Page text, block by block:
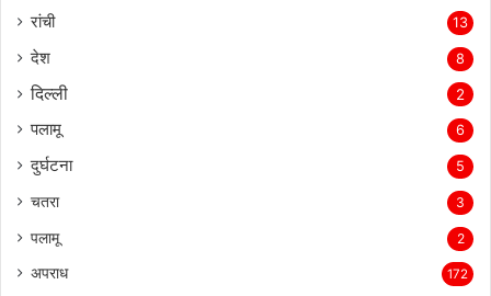
रांची 13
देश 8
दिल्‍ली 2
पलामू 6
दुर्घटना 5
चतरा 3
पलामू 2
अपराध 172